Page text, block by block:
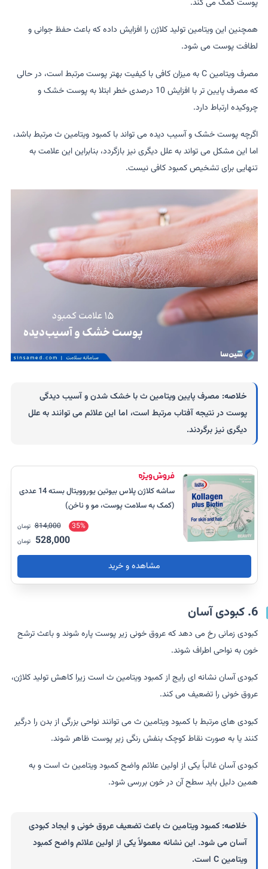
پوست کمک می کند.
همچنین این ویتامین تولید کلاژن را افزایش داده که باعث حفظ جوانی و
لطافت پوست می شود.
مصرف ویتامین C به میزان کافی با کیفیت بهتر پوست مرتبط است، در حالی
که مصرف پایین تر با افزایش 10 درصدی خطر ابتلا به پوست خشک و
چروکیده ارتباط دارد.
اگرچه پوست خشک و آسیب دیده می تواند با کمبود ویتامین ث مرتبط باشد،
اما این مشکل می تواند به علل دیگری نیز بازگردد، بنابراین این علامت به
تنهایی برای تشخیص کمبود کافی نیست.
خلاصه: مصرف پایین ویتامین ث با خشک شدن و آسیب دیدگی
پوست در نتیجه آفتاب مرتبط است، اما این علائم می توانند به علل
دیگری نیز برگردند.
ساشه کلاژن پلاس بیوتین یوروویتال بسته 14 عددی
(کمک به سلامت پوست، مو و ناخن)
35%
814,000 تومان
528,000 تومان
مشاهده و خرید
6. کبودی آسان
کبودی زمانی رخ می دهد که عروق خونی زیر پوست پاره شوند و باعث ترشح
خون به نواحی اطراف شوند.
کبودی آسان نشانه ای رایج از کمبود ویتامین ث است زیرا کاهش تولید کلاژن،
عروق خونی را تضعیف می کند.
کبودی های مرتبط با کمبود ویتامین ث می توانند نواحی بزرگی از بدن را درگیر
کنند یا به صورت نقاط کوچک بنفش رنگی زیر پوست ظاهر شوند.
کبودی آسان غالباً یکی از اولین علائم واضح کمبود ویتامین ث است و به
همین دلیل باید سطح آن در خون بررسی شود.
خلاصه: کمبود ویتامین ث باعث تضعیف عروق خونی و ایجاد کبودی
آسان می شود. این نشانه معمولاً یکی از اولین علائم واضح کمبود
ویتامین C است.